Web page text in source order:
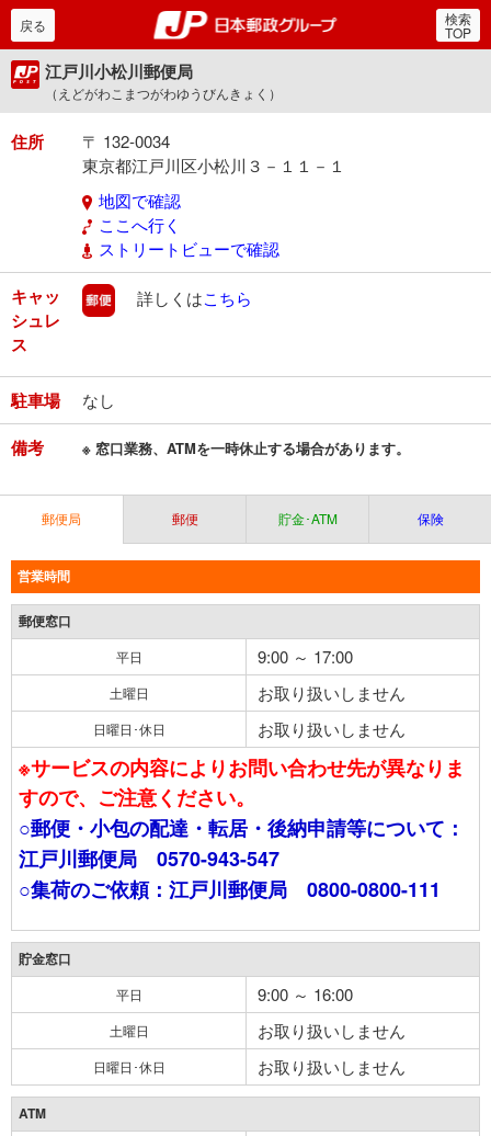
郵便局・日本郵政グルー
戻る 検索
TOP
江戸川小松川郵便局
（えどがわこまつがわゆうびんきょく）
住所
〒 132-0034
東京都江戸川区小松川３－１１－１
地図で確認
ここへ行く
ストリートビューで確認
キャッ
シュレ
ス
郵便
詳しくはこちら
駐車場 なし
備考 ※ 窓口業務、ATMを一時休止する場合があります。
郵便局 郵便 貯金･ATM 保険
営業時間
郵便窓口
平日 9:00 ～ 17:00
土曜日 お取り扱いしません
日曜日･休日 お取り扱いしません
※サービスの内容によりお問い合わせ先が異なりま
すので、ご注意ください。
○郵便・小包の配達・転居・後納申請等について：
江戸川郵便局 0570-943-547
○集荷のご依頼：江戸川郵便局 0800-0800-111
貯金窓口
平日 9:00 ～ 16:00
土曜日 お取り扱いしません
日曜日･休日 お取り扱いしません
ATM